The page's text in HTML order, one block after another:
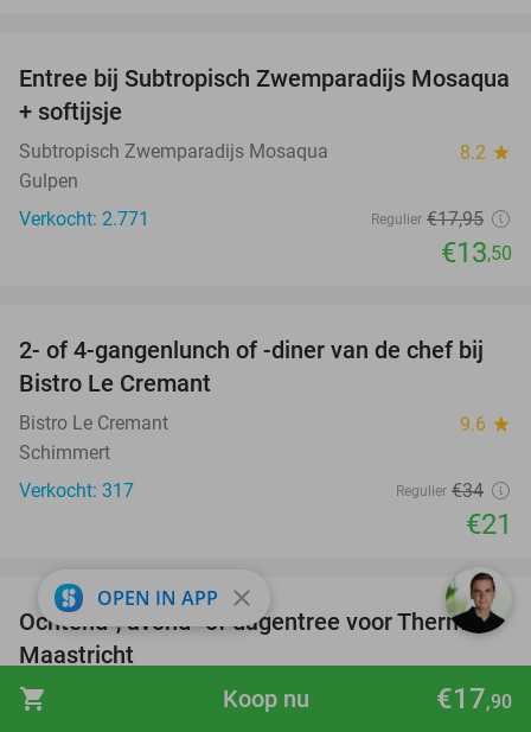
shopping_cart €17,90
Koop nu
25%
Entree bij Subtropisch Zwemparadijs Mosaqua
+ softijsje
Subtropisch Zwemparadijs Mosaqua 8.2 star
Gulpen
Verkocht: 2.771
Regulier €17,95
€13,50
38%
2- of 4-gangenlunch of -diner van de chef bij
Bistro Le Cremant
Bistro Le Cremant 9.6 star
Schimmert
Verkocht: 317
Regulier €34
€21
25%
Ochtend-, avond- of dagentree voor Thermen
Maastricht
Thermen Maastricht 9.7 star
OPEN IN APP close